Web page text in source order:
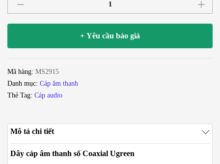
Audio
2M
3M
5M
lượng
+ Yêu cầu báo giá
Mã hàng: MS2915
Danh mục: Cáp âm thanh
Thẻ Tag: Cáp audio
Mô tả chi tiết
Dây cáp âm thanh số Coaxial Ugreen